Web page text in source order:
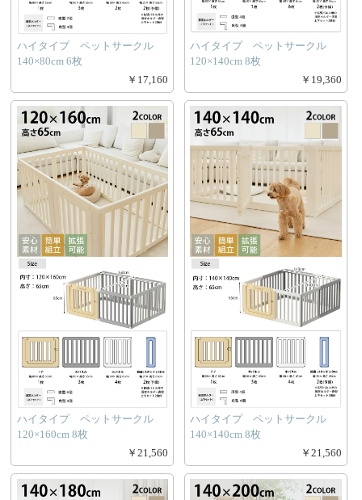
ハイタイプ ペットサークル
140×80cm 6枚
￥17,160
ハイタイプ ペットサークル
120×140cm 8枚
￥19,360
ハイタイプ ペットサークル
120×160cm 8枚
￥21,560
ハイタイプ ペットサークル
140×140cm 8枚
￥21,560